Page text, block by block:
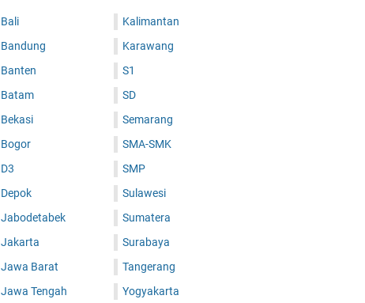
Bali
Bandung
Banten
Batam
Bekasi
Bogor
D3
Depok
Jabodetabek
Jakarta
Jawa Barat
Jawa Tengah
Kalimantan
Karawang
S1
SD
Semarang
SMA-SMK
SMP
Sulawesi
Sumatera
Surabaya
Tangerang
Yogyakarta